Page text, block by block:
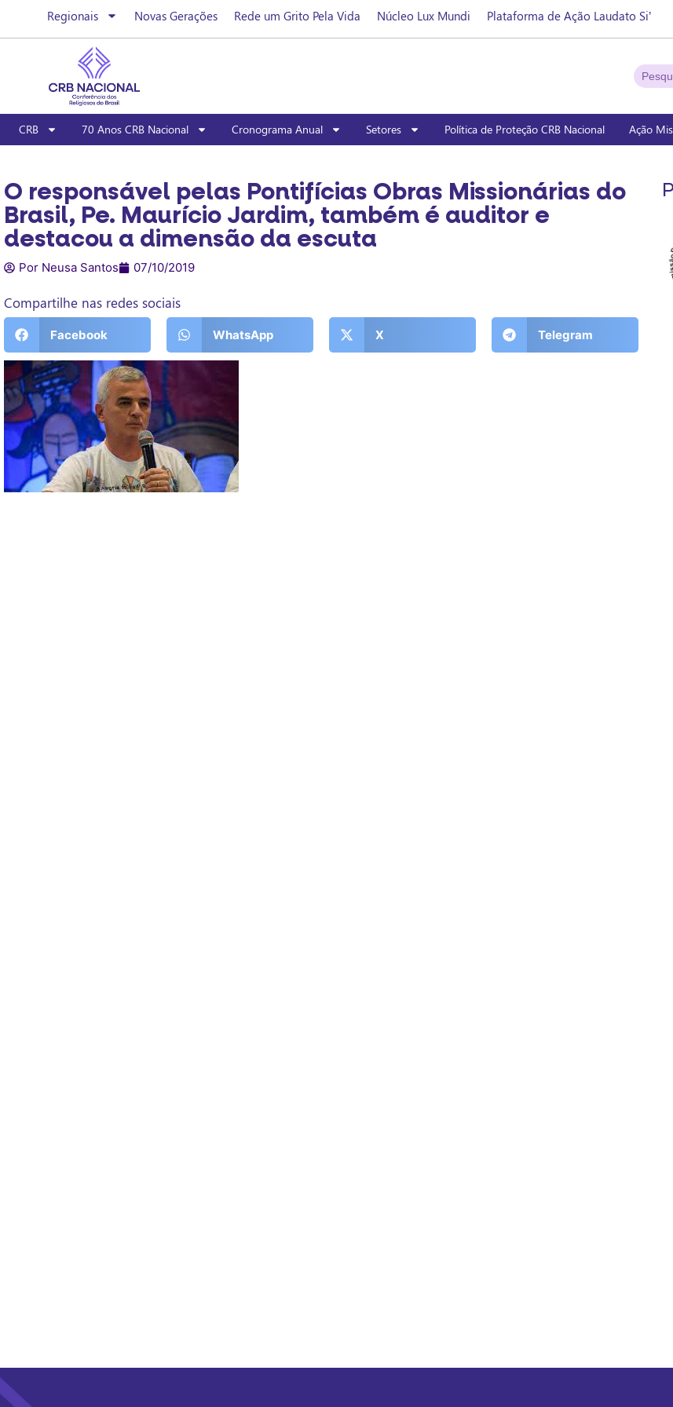
Regionais Novas Gerações Rede um Grito Pela Vida Núcleo Lux Mundi Plataforma de Ação Laudato Si’
CRB 70 Anos CRB Nacional Cronograma Anual Setores Política de Proteção CRB Nacional Ação
O responsável pelas Pontifícias Obras Missionárias do
Brasil, Pe. Maurício Jardim, também é auditor e
destacou a dimensão da escuta
Por Neusa Santos 07/10/2019
Compartilhe nas redes sociais
Facebook WhatsApp X Telegram